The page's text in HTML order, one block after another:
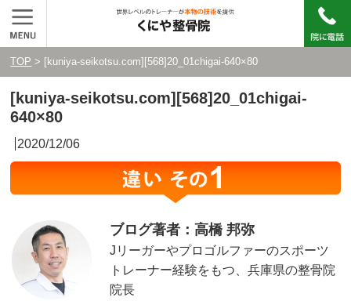
TOP > [kuniya-seikotsu.com][568]20_01chigai-640×80
[kuniya-seikotsu.com][568]20_01chigai-
640×80
2020/12/06
ブログ著者：高橋 邦弥
Jリーガーやプロゴルファーのスポーツ
トレーナー経験をもつ、兵庫県の整骨院
院長